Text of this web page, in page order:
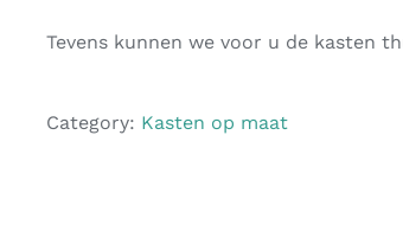
Tevens kunnen we voor u de kasten
Category: Kasten op maat